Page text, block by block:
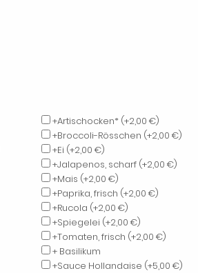
+Artischocken* (+2,00 €)
+Broccoli-Rösschen (+2,00 €)
+Ei (+2,00 €)
+Jalapenos, scharf (+2,00 €)
+Mais (+2,00 €)
+Paprika, frisch (+2,00 €)
+Rucola (+2,00 €)
+Spiegelei (+2,00 €)
+Tomaten, frisch (+2,00 €)
+ Basilikum
+Sauce Hollandaise (+5,00 €)